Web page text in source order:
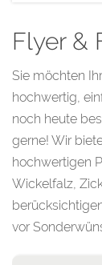
Flyer &
Sie möchten
hochwertig,
noch heute
gerne! Wir
hochwertigen
Wickelfalz,
vor